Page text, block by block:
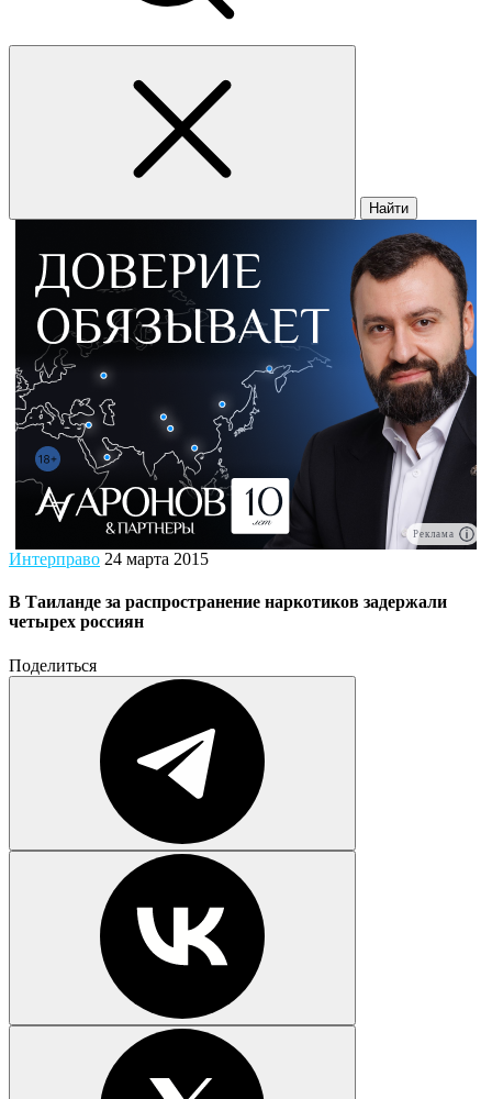
Найти
Реклама
Интерправо 24 марта 2015
В Таиланде за распространение наркотиков задержали
четырех россиян
Поделиться